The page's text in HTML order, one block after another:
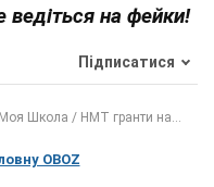
ведіться на фейки!
Підписатися
Моя Школа НМТ гранти на...
OBOZ